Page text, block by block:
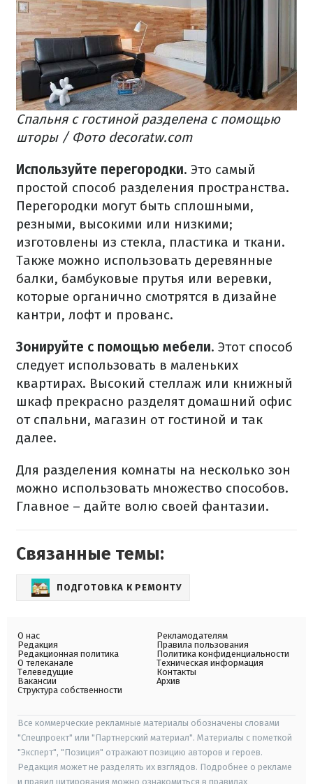
Спальня с гостиной разделена с помощью
шторы / Фото decoratw.com
Используйте перегородки. Это самый
простой способ разделения пространства.
Перегородки могут быть сплошными,
резными, высокими или низкими;
изготовлены из стекла, пластика и ткани.
Также можно использовать деревянные
балки, бамбуковые прутья или веревки,
которые органично смотрятся в дизайне
кантри, лофт и прованс.
Зонируйте с помощью мебели. Этот способ
следует использовать в маленьких
квартирах. Высокий стеллаж или книжный
шкаф прекрасно разделят домашний офис
от спальни, магазин от гостиной и так
далее.
Для разделения комнаты на несколько зон
можно использовать множество способов.
Главное – дайте волю своей фантазии.
Связанные темы:
ПОДГОТОВКА К РЕМОНТУ
О нас
Редакция
Редакционная политика
О телеканале
Телеведущие
Вакансии
Структура собственности
Рекламодателям
Правила пользования
Политика конфиденциальности
Техническая информация
Контакты
Архив
Все коммерческие рекламные материалы обозначены словами
"Спецпроект" или "Партнерский материал". Материалы с пометкой
"Эксперт", "Позиция" отражают позицию авторов и героев.
Редакция может не разделять их взглядов. Подробнее о рекламе
и правил цитирования можно ознакомиться в правилах